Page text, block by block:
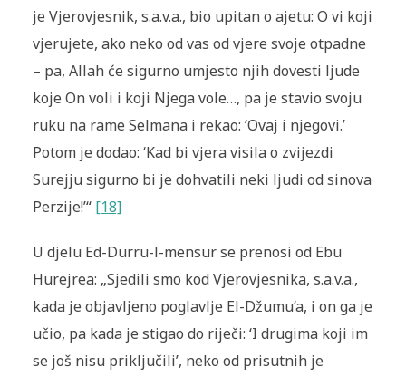
je Vjerovjesnik, s.a.v.a., bio upitan o ajetu: O vi koji
vjerujete, ako neko od vas od vjere svoje otpadne
– pa, Allah će sigurno umjesto njih dovesti ljude
koje On voli i koji Njega vole…, pa je stavio svoju
ruku na rame Selmana i rekao: ‘Ovaj i njegovi.’
Potom je dodao: ‘Kad bi vjera visila o zvijezdi
Surejju sigurno bi je dohvatili neki ljudi od sinova
Perzije!’“ [18]
U djelu Ed-Durru-l-mensur se prenosi od Ebu
Hurejrea: „Sjedili smo kod Vjerovjesnika, s.a.v.a.,
kada je objavljeno poglavlje El-Džumu‘a, i on ga je
učio, pa kada je stigao do riječi: ‘I drugima koji im
se još nisu priključili’, neko od prisutnih je